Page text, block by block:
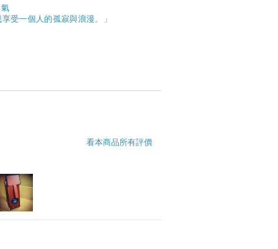
氣獎》雙冠得主
受一個人的孤寂與浪漫。」
看本商品所有評價